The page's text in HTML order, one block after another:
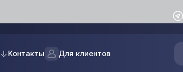
Контакты Для клиентов